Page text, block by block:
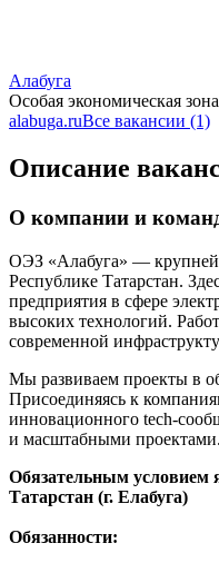
Алабуга
Особая экономическая зона
alabuga.ruВсе вакансии (1)
Описание
О компании и
ОЭЗ «Алабуга» —
Республике Татарстан.
предприятия в сфере
высоких технологий.
современной
Мы развиваем проекты в
Присоединяясь к
инновационного tech-
и масштабными проектами.
Обязательным условием
Татарстан (г. Елабуга)
Обязанности: